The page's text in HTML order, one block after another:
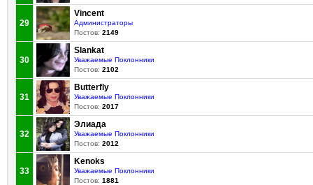
29
Vincent
Администраторы
Постов: 2149
30
Slankat
Уважаемые Поклонники
Постов: 2102
31
Butterfly
Уважаемые Поклонники
Постов: 2017
32
Элиада
Уважаемые Поклонники
Постов: 2012
33
Kenoks
Уважаемые Поклонники
Постов: 1881